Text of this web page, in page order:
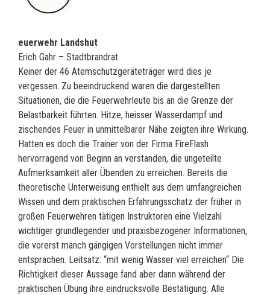
euerwehr Landshut
Erich Gahr – Stadtbrandrat
Keiner der 46 Atemschutzgeräteträger wird dies je
vergessen. Zu beeindruckend waren die dargestellten
Situationen, die die Feuerwehrleute bis an die Grenze der
Belastbarkeit führten. Hitze, heisser Wasserdampf und
zischendes Feuer in unmittelbarer Nähe zeigten ihre Wirkung.
Hatten es doch die Trainer von der Firma FireFlash
hervorragend von Beginn an verstanden, die ungeteilte
Aufmerksamkeit aller Übenden zu erreichen. Bereits die
theoretische Unterweisung enthielt aus dem umfangreichen
Wissen und dem praktischen Erfahrungsschatz der früher in
großen Feuerwehren tätigen Instruktoren eine Vielzahl
wichtiger grundlegender und praxisbezogener Informationen,
die vorerst manch gängigen Vorstellungen nicht immer
entsprachen. Leitsatz: “mit wenig Wasser viel erreichen“ Die
Richtigkeit dieser Aussage fand aber dann während der
praktischen Übung ihre eindrucksvolle Bestätigung. Alle